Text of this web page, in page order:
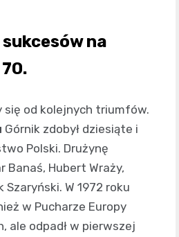
na
się od kolejnych triumfów.
Górnik zdobył dziesiąte i
Polski. Drużynę
Banaś, Hubert Wraży,
W 1972 roku
w Pucharze Europy
ale odpadł w pierwszej